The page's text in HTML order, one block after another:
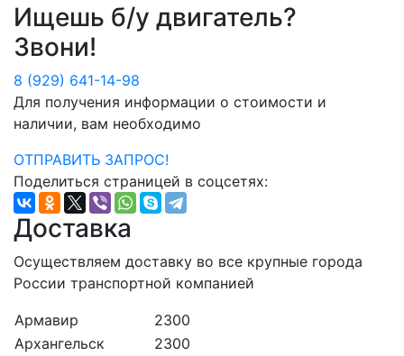
Ищешь б/у двигатель?
Звони!
8 (929) 641-14-98
Для получения информации о стоимости и
наличии, вам необходимо
ОТПРАВИТЬ ЗАПРОС!
Поделиться страницей в соцсетях:
Доставка
Осуществляем доставку во все крупные города
России транспортной компанией
Армавир
2300
Архангельск
2300